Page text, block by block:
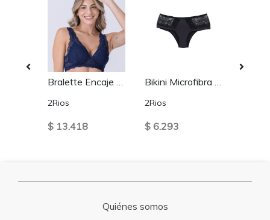
Bralette Encaje Azul 2 RIOS
2Rios
$ 13.418
Bikini Microfibra Encaje Negro
2Rios
$ 6.293
Quiénes somos